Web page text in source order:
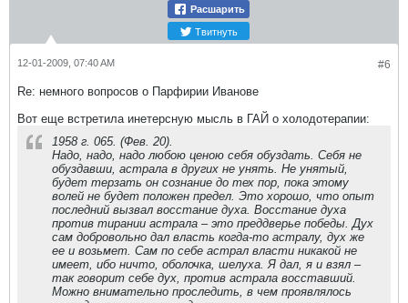
Расшарить
Твитнуть
#6
12-01-2009, 07:40 AM
Re: немного вопросов о Парфирии Иванове
Вот еще встретила инетерсную мысль в ГАЙ о холодотерапии:
1958 г. 065. (Фев. 20).
Надо, надо, надо любою ценою себя обуздать. Себя не
обуздавши, астрала в других не унять. Не унятый,
будет терзать он сознание до тех пор, пока этому
волей не будет положен предел. Это хорошо, что опыт
последний вызвал восстание духа. Восстание духа
против тирании астрала – это преддверье победы. Дух
сам добровольно дал власть когда-то астралу, дух же
ее и возьмет. Сам по себе астрал власти никакой не
имеет, ибо ничто, оболочка, шелуха. Я дал, я и взял –
так говорит себе дух, против астрала восставший.
Можно внимательно проследить, в чем проявлялось